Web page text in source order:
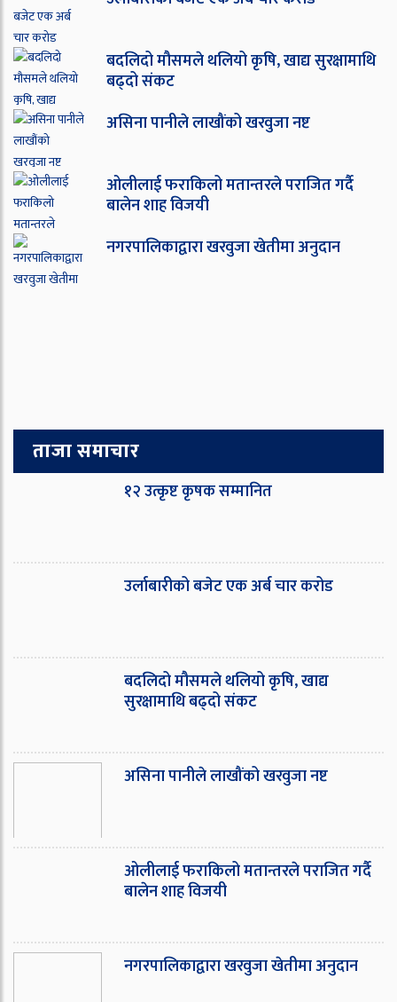
बदलिदो मौसमले थलियो कृषि, खाद्य सुरक्षामाथि
बढ्दो संकट
असिना पानीले लाखौंको खरवुजा नष्ट
ओ‌लीलाई फराकिलो मतान्तरले पराजित गर्दै
बालेन शाह विजयी
नगरपालिकाद्वारा खरवुजा खेतीमा अनुदान
ताजा समाचार
१२ उत्कृष्ट कृषक सम्मानित
उर्लाबारीको बजेट एक अर्ब चार करोड
बदलिदो मौसमले थलियो कृषि, खाद्य
सुरक्षामाथि बढ्दो संकट
असिना पानीले लाखौंको खरवुजा नष्ट
ओ‌लीलाई फराकिलो मतान्तरले पराजित गर्दै
बालेन शाह विजयी
नगरपालिकाद्वारा खरवुजा खेतीमा अनुदान